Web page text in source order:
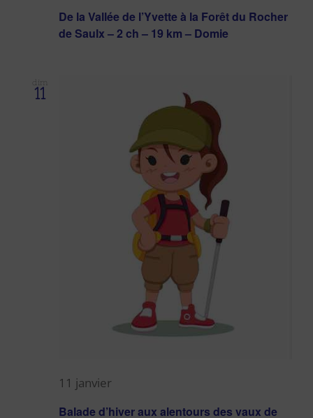
De la Vallée de l’Yvette à la Forêt du Rocher
de Saulx – 2 ch – 19 km – Domie
dim
11
Balade d’hiver aux alentours des vaux de
11 janvier